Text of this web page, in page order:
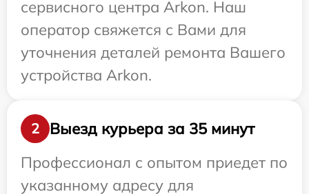
сервисного центра Arkon. Наш
оператор свяжется с Вами для
уточнения деталей ремонта Вашего
устройства Arkon.
2
Выезд курьера за 35 минут
Профессионал с опытом приедет по
указанному адресу для